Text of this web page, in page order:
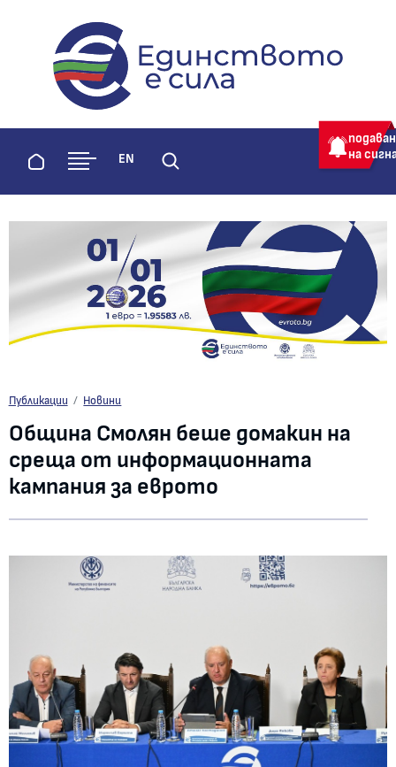
evroto.bgОфициална страница за приемане
Начало EN
на
Публикации Новини
Община Смолян беше домакин на среща от информационната кампания
Община Смолян беше домакин на
среща от информационната
кампания за еврото